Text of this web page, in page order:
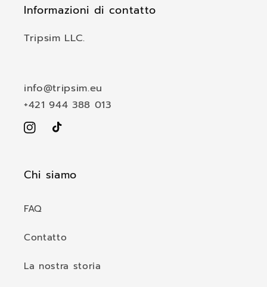
Informazioni di contatto
Tripsim LLC.
info@tripsim.eu
+421 944 388 013
InstagramTikTok
Chi siamo
FAQ
Contatto
La nostra storia